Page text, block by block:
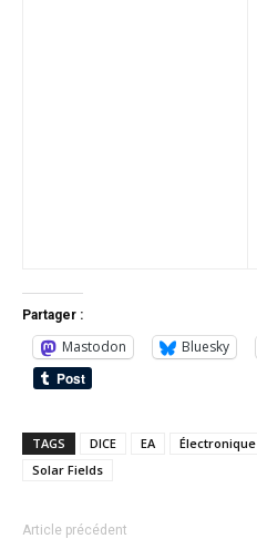
Partager :
Mastodon Bluesky
TAGS DICE EA Électronique
Solar Fields
Article précédent